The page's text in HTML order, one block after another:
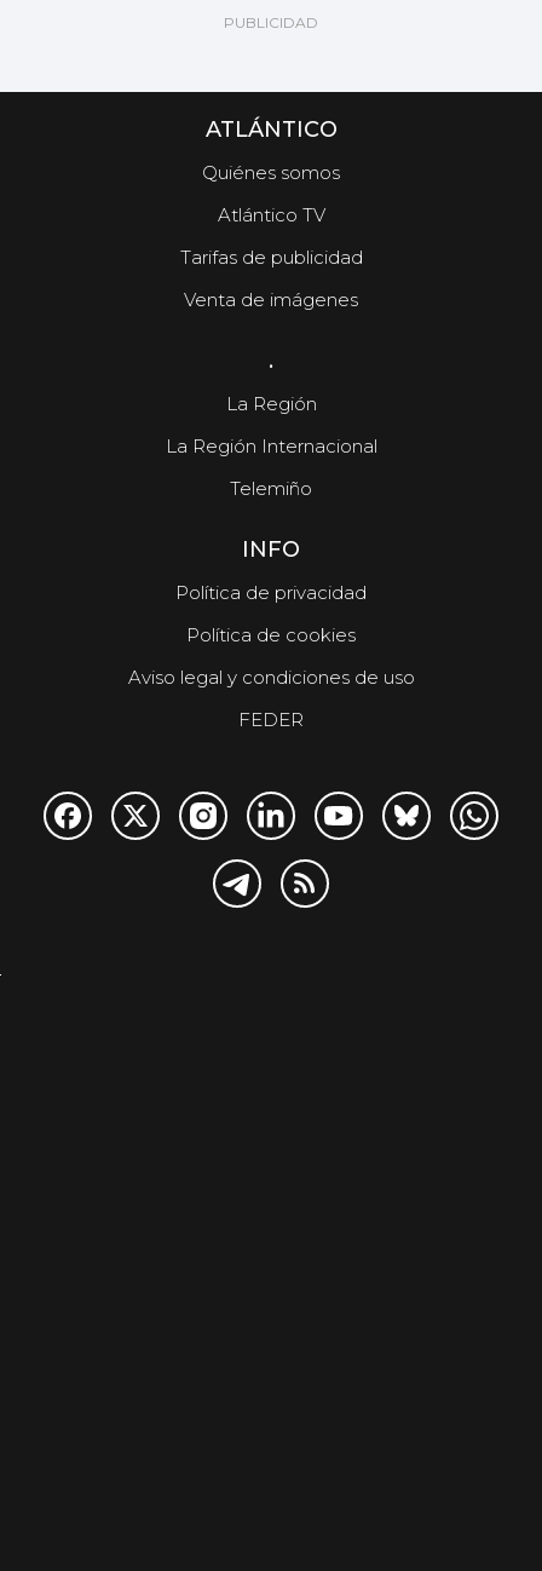
ATLÁNTICO
Quiénes somos
Atlántico TV
Tarifas de publicidad
Venta de imágenes
.
La Región
La Región Internacional
Telemiño
INFO
Política de privacidad
Política de cookies
Aviso legal y condiciones de uso
FEDER